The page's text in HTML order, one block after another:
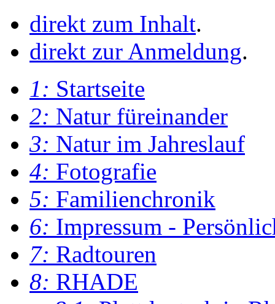
direkt zum Inhalt.
direkt zur Anmeldung.
1: Startseite
2: Natur füreinander
3: Natur im Jahreslauf
4: Fotografie
5: Familienchronik
6: Impressum -
7: Radtouren
8: RHADE